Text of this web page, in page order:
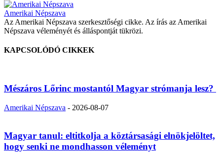
Amerikai Népszava
Az Amerikai Népszava szerkesztőségi cikke. Az írás az Amerikai
Népszava véleményét és álláspontját tükrözi.
KAPCSOLÓDÓ CIKKEK
Mészáros Lőrinc mostantól Magyar strómanja lesz?
Amerikai Népszava - 2026-08-07
Magyar tanul: eltitkolja a köztársasági elnökjelöltet,
hogy senki ne mondhasson véleményt